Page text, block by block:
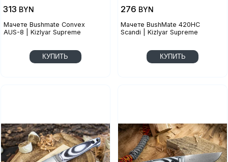
Мачете Bushmate Convex
AUS-8 | Kizlyar Supreme
313 BYN
КУПИТЬ
Мачете BushMate 420HC
Scandi | Kizlyar Supreme
276 BYN
КУПИТЬ